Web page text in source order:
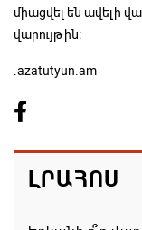
միացվել են ավելի
վարույթին:
.azatutyun.am
ԼՐԱՀՈՍ